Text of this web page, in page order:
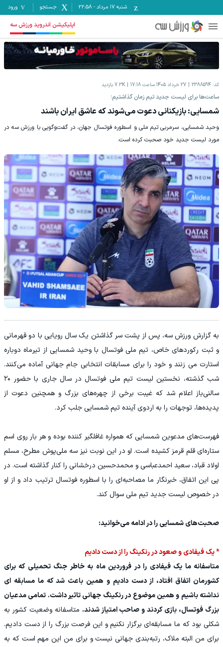
شنبه ۱۷ مرداد -
22:58 جستجو ورود
اپلیکیشن اندروید ورزش سه
کد: 2388594 27 خرداد 1405 ساعت 17:18 7.3K بازدید
ساعت‌ها برای لیست جدید تیم زمان گذاشتیم؛
شمسایی: بازیکنانی دعوت می‌شوند که عاشق ایران باشند
وحید شمسایی، سرمربی تیم ملی و اسطوره فوتسال جهان، در گفت‌وگویی با ورزش سه در
مورد لیست جدید خود صحبت کرده است.
به گزارش ورزش سه، پس از پشت سر گذاشتن یک سال رویایی با دو قهرمانی
و ثبت رکوردهای خاص، تیم ملی فوتسال با وحید شمسایی از تیرماه دوباره
استارت می زنند و خود را برای مسابقات انتخابی جام جهانی آماده می‌کنند.
شب گذشته، نخستین لیست تیم ملی فوتسال در سال جاری با حضور ۲۰
سالنی‌باز اعلام شد که غیبت برخی از چهره‌های بزرگ و همچنین دعوت از
پدیده‌ها، توجهات را به اردوی آینده تیم شمسایی جلب کرد.
فهرست‌های مدعوین شمسایی که همواره غافلگیر کننده بوده و هر بار روی اسم
ستاره‌ای قلم قرمز کشیده است. او در این نوبت نیز سه ملی‌پوش مطرح، مسلم
اولاد قباد، سعید احمدعباسی و محمد‌حسین درخشانی را کنار گذاشته است. در
پی این اتفاق، خبرنگار ما مصاحبه‌ای را با اسطوره فوتسال ترتیب داد و از او
در خصوص لیست جدید تیم ملی سوال کند.
صحبت‌های شمسایی را در ادامه می‌خوانید:
* یک فیفادی و صعود در رنکینگ را از دست دادیم
متاسفانه ما یک فیفادی را در فروردین ماه به خاطر جنگ تحمیلی که برای
کشورمان اتفاق افتاد، از دست دادیم و همین باعث شد که ما مسابقه ای
نداشته باشیم و همین موضوع در رنکینگ جهانی تاثیر داشت. تمامی مدعیان
بزرگ فوتسال، بازی کردند و صاحب امتیاز شدند. متاسفانه وضعیت کشور به
شکلی بود که ما مسابقه‌ای برگزار نکنیم و این فرصت بزرگ را از دست دادیم.
برای من البته ملاک، رتبه‌بندی جهانی نیست و برای من این مهم است که به